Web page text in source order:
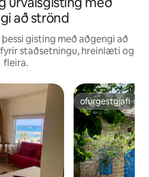
að strönd
gisting með aðgengi að
staðsetningu, hreinlæti og
fleira.
ofurgestgjafi
ofurgestgjafi